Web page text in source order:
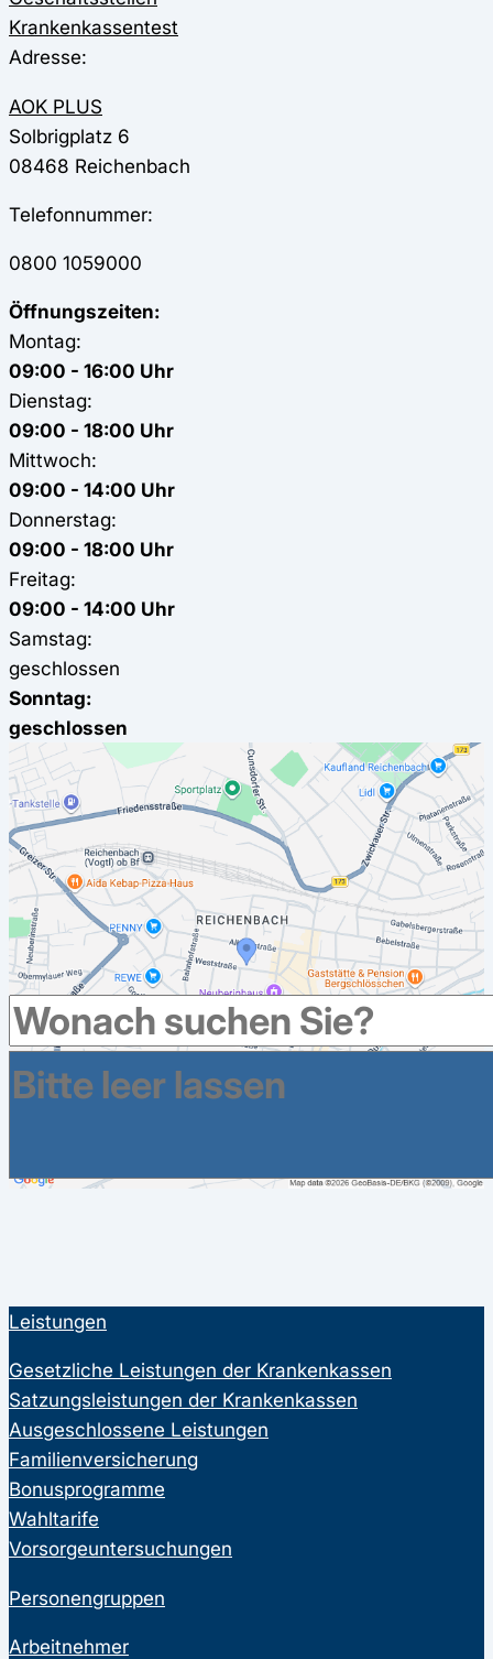
Krankenkassentest
Adresse:
AOK PLUS
Solbrigplatz 6
08468 Reichenbach
Telefonnummer:
0800 1059000
Öffnungszeiten:
Montag:
09:00 - 16:00 Uhr
Dienstag:
09:00 - 18:00 Uhr
Mittwoch:
09:00 - 14:00 Uhr
Donnerstag:
09:00 - 18:00 Uhr
Freitag:
09:00 - 14:00 Uhr
Samstag:
geschlossen
Sonntag:
geschlossen
Leistungen
Gesetzliche Leistungen der Krankenkassen
Satzungsleistungen der Krankenkassen
Ausgeschlossene Leistungen
Familienversicherung
Bonusprogramme
Wahltarife
Vorsorgeuntersuchungen
Personengruppen
Arbeitnehmer